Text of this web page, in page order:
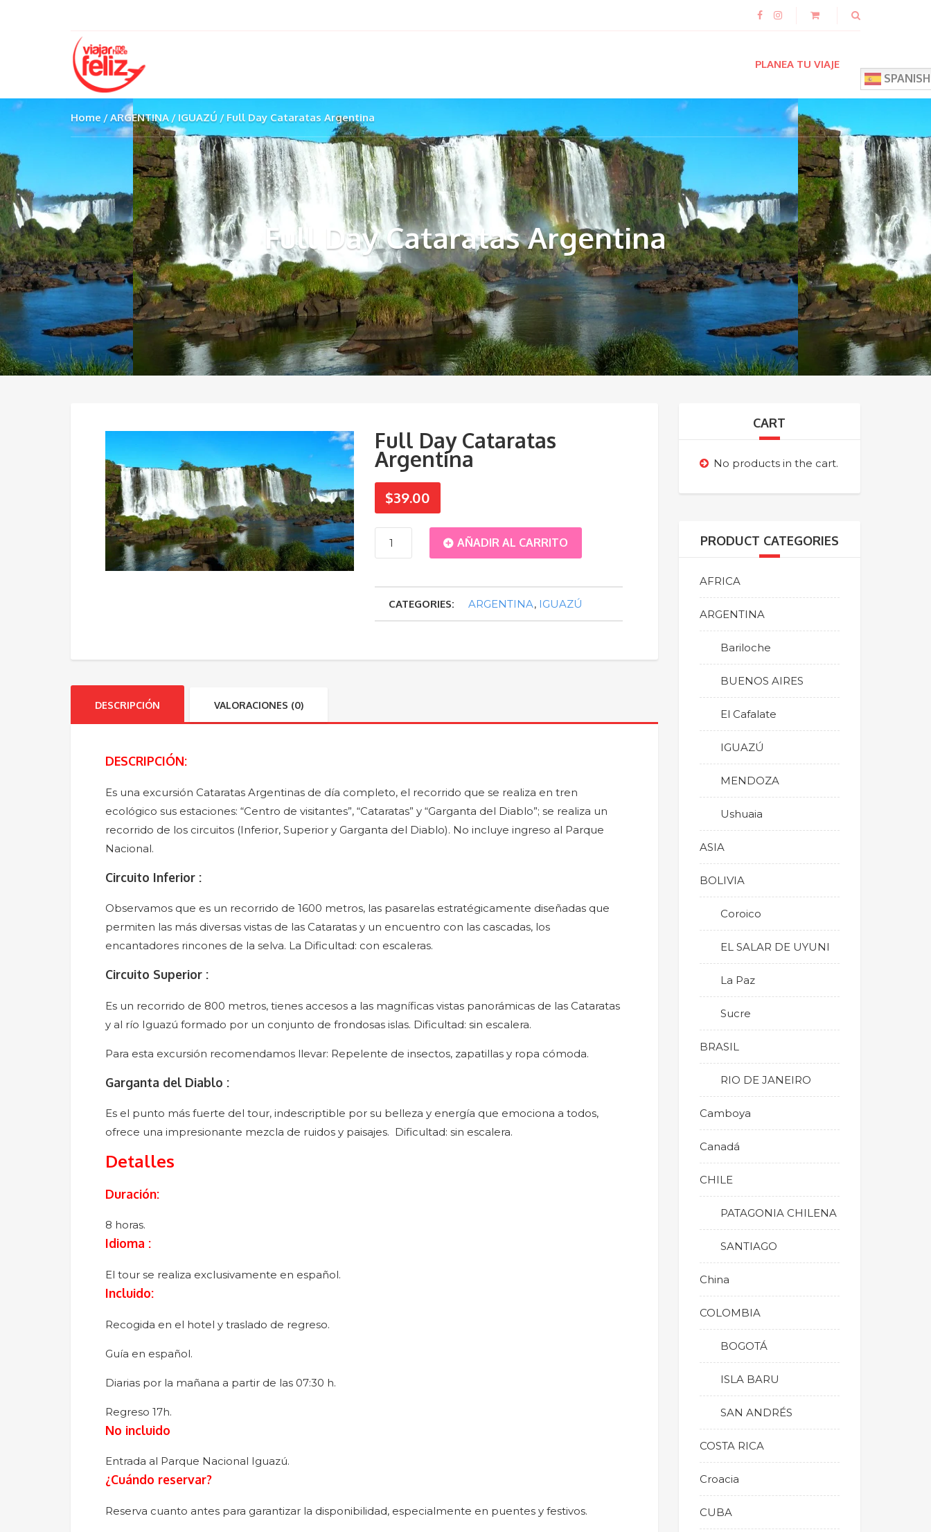
PLANEA TU VIAJE
SPANISH
Home ARGENTINA IGUAZÚ Full Day Cataratas Argentina
Full Day Cataratas Argentina
Full Day Cataratas
Argentina
$39.00
Full
Cataratas
AÑADIR AL CARRITO
CATEGORIES: ARGENTINA, IGUAZÚ
DESCRIPCIÓN VALORACIONES (0)
DESCRIPCIÓN:
Es una excursión Cataratas Argentinas de día completo, el recorrido que se realiza en tren
ecológico sus estaciones: “Centro de visitantes”, “Cataratas” y “Garganta del Diablo”; se realiza un
recorrido de los circuitos (Inferior, Superior y Garganta del Diablo). No incluye ingreso al Parque
Nacional.
Circuito Inferior :
Observamos que es un recorrido de 1600 metros, las pasarelas estratégicamente diseñadas que
permiten las más diversas vistas de las Cataratas y un encuentro con las cascadas, los
encantadores rincones de la selva. La Dificultad: con escaleras.
Circuito Superior :
Es un recorrido de 800 metros, tienes accesos a las magníficas vistas panorámicas de las Cataratas
y al río Iguazú formado por un conjunto de frondosas islas. Dificultad: sin escalera.
Para esta excursión recomendamos llevar: Repelente de insectos, zapatillas y ropa cómoda.
Garganta del Diablo :
Es el punto más fuerte del tour, indescriptible por su belleza y energía que emociona a todos,
ofrece una impresionante mezcla de ruidos y paisajes. Dificultad: sin escalera.
Detalles
Duración:
8 horas.
Idioma :
El tour se realiza exclusivamente en español.
Incluido:
Recogida en el hotel y traslado de regreso.
Guía en español.
Diarias por la mañana a partir de las 07:30 h.
Regreso 17h.
No incluido
Entrada al Parque Nacional Iguazú.
¿Cuándo reservar?
Reserva cuanto antes para garantizar la disponibilidad, especialmente en puentes y festivos.
CART
No products in the cart.
PRODUCT CATEGORIES
AFRICA
ARGENTINA
Bariloche
BUENOS AIRES
El Cafalate
IGUAZÚ
MENDOZA
Ushuaia
ASIA
BOLIVIA
Coroico
EL SALAR DE UYUNI
La Paz
Sucre
BRASIL
RIO DE JANEIRO
Camboya
Canadá
CHILE
PATAGONIA CHILENA
SANTIAGO
China
COLOMBIA
BOGOTÁ
ISLA BARU
SAN ANDRÉS
COSTA RICA
Croacia
CUBA